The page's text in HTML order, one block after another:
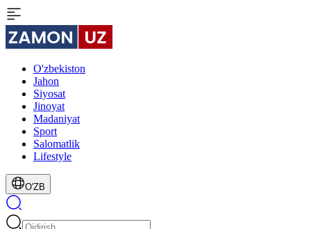
O'zbekiston
Jahon
Siyosat
Jinoyat
Madaniyat
Sport
Salomatlik
Lifestyle
O'ZB